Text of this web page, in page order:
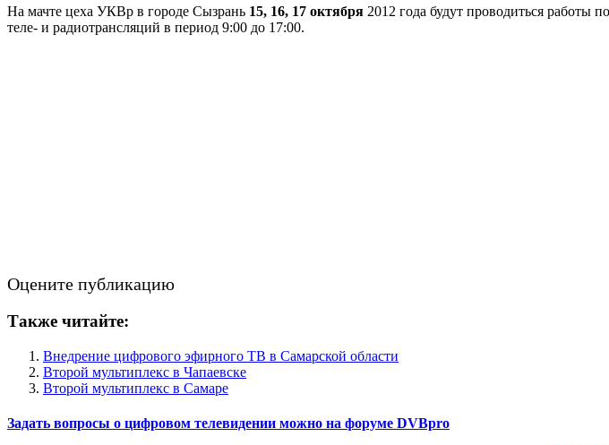
На мачте цеха УКВр в городе Сызрань 15, 16, 17 октября 2012 года будут проводиться работы
теле- и радиотрансляций в период 9:00 до 17:00.
Оцените публикацию
Также читайте:
Внедрение цифрового эфирного ТВ в Самарской области
Второй мультиплекс в Чапаевске
Второй мультиплекс в Самаре
Задать вопросы о цифровом телевидении можно на форуме DVBpro